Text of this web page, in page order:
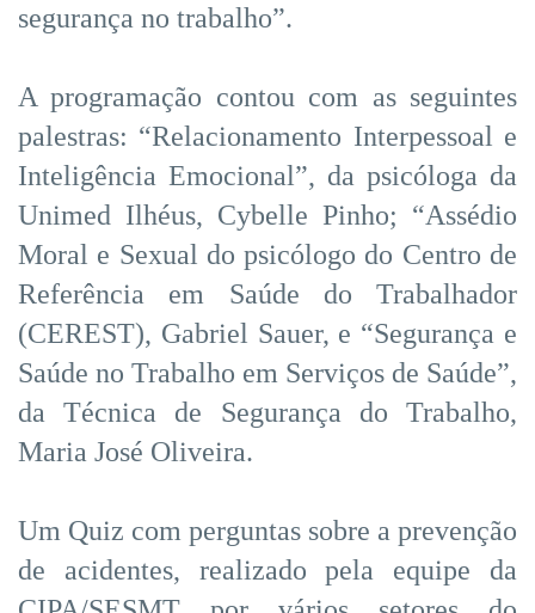
segurança no trabalho”.
A programação contou com as seguintes
palestras: “Relacionamento Interpessoal e
Inteligência Emocional”, da psicóloga da
Unimed Ilhéus, Cybelle Pinho; “Assédio
Moral e Sexual do psicólogo do Centro de
Referência em Saúde do Trabalhador
(CEREST), Gabriel Sauer, e “Segurança e
Saúde no Trabalho em Serviços de Saúde”,
da Técnica de Segurança do Trabalho,
Maria José Oliveira.
Um Quiz com perguntas sobre a prevenção
de acidentes, realizado pela equipe da